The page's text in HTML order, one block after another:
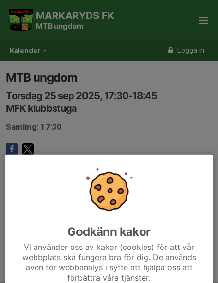
Kalender Logga in
MARKARYDS FK
MTB ungdom
MTB ungdom
Torsdag 25 sep 2025, 17:30-18:45
MFK klubbstuga
Samling: 17:30
Godkänn kakor
Vi använder oss av kakor (cookies) för att vår
webbplats ska fungera bra för dig. De används
även för webbanalys i syfte att hjälpa oss att
förbättra våra tjänster.